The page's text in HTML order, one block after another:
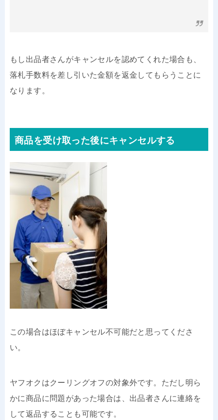
もし出品者さんがキャンセルを認めてくれた場合も、
落札手数料を差し引いた金額を返金してもらうことに
なります。
商品を受け取った後にキャンセルする
この場合はほぼキャンセル不可能だと思ってくださ
い。
ヤフオクはクーリングオフの対象外です。ただし明ら
かに商品に問題があった場合は、出品者さんに連絡を
して返品することも可能です。